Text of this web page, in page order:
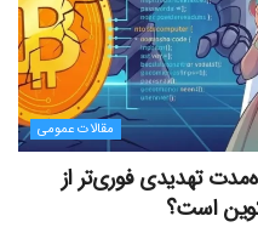
مقالات عمومی
تهدیدی فوری‌تر از
است؟